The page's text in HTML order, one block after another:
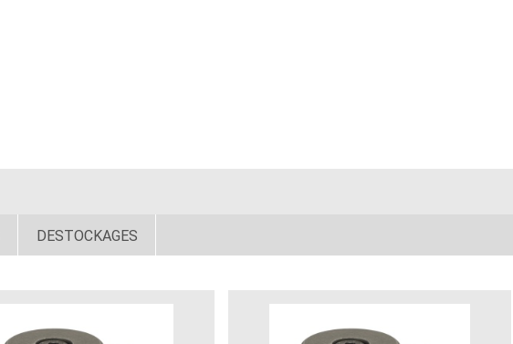
DESTOCKAGES